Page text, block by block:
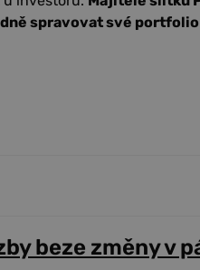
spravovat své
beze změny v